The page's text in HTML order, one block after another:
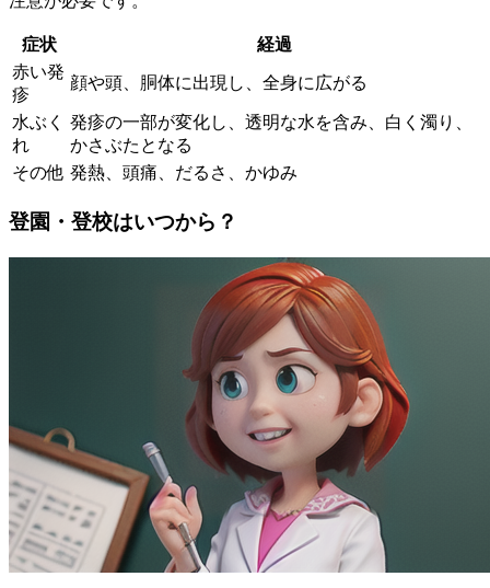
症状
経過
赤い発
疹
顔や頭、胴体に出現し、全身に広がる
水ぶく
れ
発疹の一部が変化し、透明な水を含み、白く濁り、
かさぶたとなる
その他 発熱、頭痛、だるさ、かゆみ
登園・登校はいつから？